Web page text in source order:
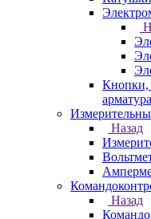
Кнопки,
арматура
Назад
Назад